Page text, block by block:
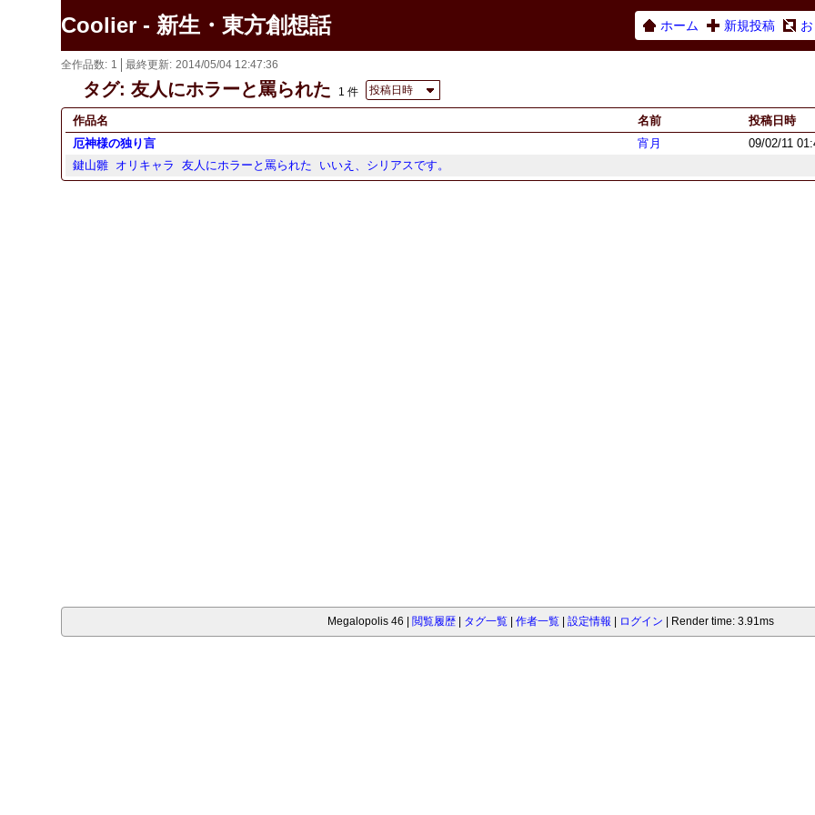
Coolier - 新生・東方創想話 ホーム 新規投稿
タグ: 友人にホラーと罵られた 1 件 投稿日時
全作品数 1 最終更新 2014/05/04 12:47:36
作品名 名前 投稿日時
厄神様の独り言
宵月 09/02/11
鍵山雛 オリキャラ 友人にホラーと罵られた いいえ、シリアスです。
Megalopolis 46 閲覧履歴 タグ一覧 作者一覧 設定情報 ログイン Render time: 3.91ms